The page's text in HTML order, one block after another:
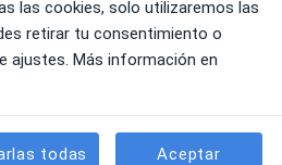
Opiniones
las cookies, solo utilizaremos las
retirar tu consentimiento o
ajustes. Más información en
todas Aceptar